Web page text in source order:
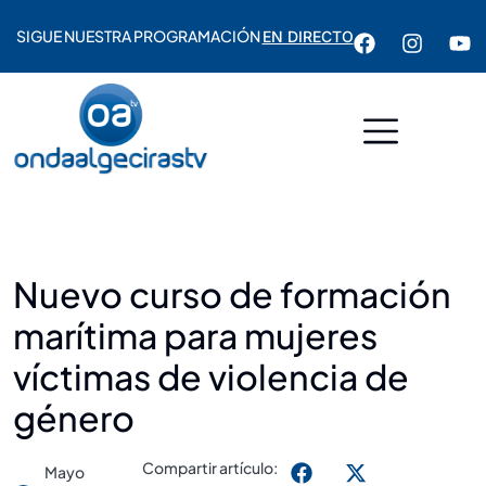
SIGUE NUESTRA PROGRAMACIÓNEN DIRECTO
Nuevo curso de formación
marítima para mujeres
víctimas de violencia de
género
Mayo
Compartir artículo: